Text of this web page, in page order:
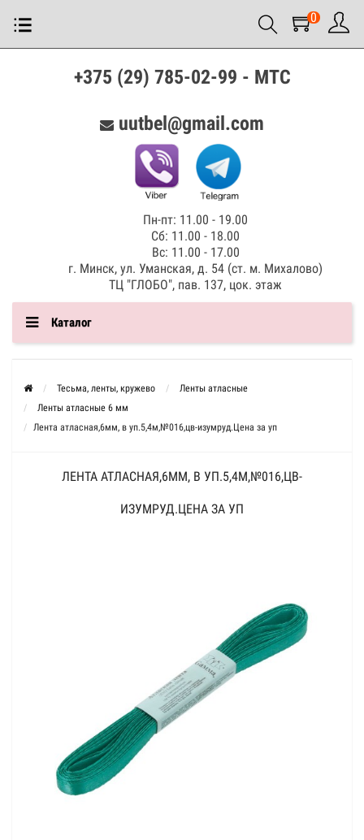
0
+375 (29) 785-02-99 - МТС
uutbel@gmail.com
Пн-пт: 11.00 - 19.00
Сб: 11.00 - 18.00
Вс: 11.00 - 17.00
г. Минск, ул. Уманская, д. 54 (ст. м. Михалово)
ТЦ "ГЛОБО", пав. 137, цок. этаж
Каталог
Тесьма, ленты, кружево
Ленты атласные
Ленты атласные 6 мм
Лента атласная,6мм, в уп.5,4м,№016,цв-изумруд.Цена за уп
ЛЕНТА АТЛАСНАЯ,6ММ, В УП.5,4М,№016,ЦВ-
ИЗУМРУД.ЦЕНА ЗА УП